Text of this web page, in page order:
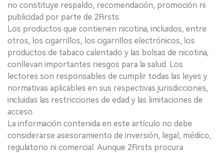
no constituye respaldo, recomendación, promoción ni
publicidad por parte de 2Firsts.
Los productos que contienen nicotina, incluidos, entre
otros, los cigarrillos, los cigarrillos electrónicos, los
productos de tabaco calentado y las bolsas de nicotina,
conllevan importantes riesgos para la salud. Los
lectores son responsables de cumplir todas las leyes y
normativas aplicables en sus respectivas jurisdicciones,
incluidas las restricciones de edad y las limitaciones de
acceso.
La información contenida en este artículo no debe
considerarse asesoramiento de inversión, legal, médico,
regulatorio ni comercial. Aunque 2Firsts procura